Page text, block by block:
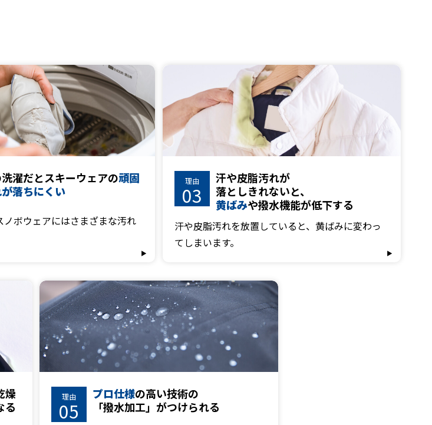
濯だとスキーウェアの頑固
落ちにくい
ノボウェアにはさまざまな汚れ
理由
03
汗や皮脂汚れが
落としきれないと、
黄ばみや撥水機能が低下する
汗や皮脂汚れを放置していると、黄ばみに変わっ
てしまいます。
燥
る
理由
05
プロ仕様の高い技術の
「撥水加工」がつけられる